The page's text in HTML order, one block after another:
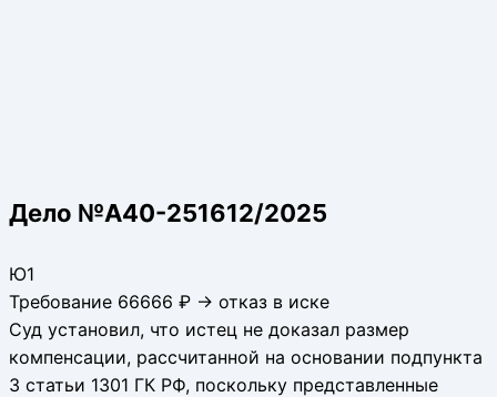
Дело №А40-251612/2025
Ю1
Требование 66666 ₽ → отказ в иске
Суд установил, что истец не доказал размер
компенсации, рассчитанной на основании подпункта
3 статьи 1301 ГК РФ, поскольку представленные